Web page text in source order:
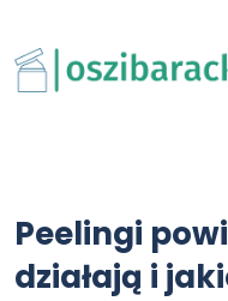
Peelingi
działają i